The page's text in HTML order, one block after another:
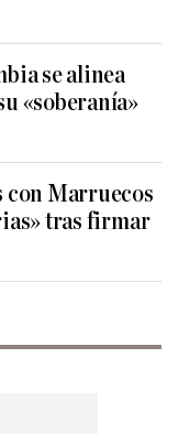
se alinea
«soberanía»
con Marruecos
tras firmar